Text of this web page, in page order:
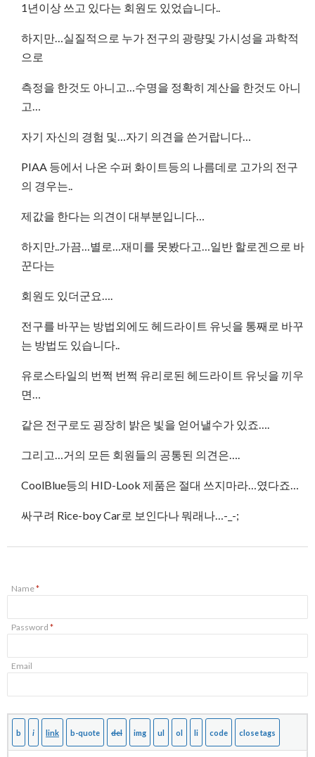
1년이상 쓰고 있다는 회원도 있었습니다..
하지만…실질적으로 누가 전구의 광량및 가시성을 과학적
으로
측정을 한것도 아니고…수명을 정확히 계산을 한것도 아니
고…
자기 자신의 경험 및…자기 의견을 쓴거랍니다…
PIAA 등에서 나온 수퍼 화이트등의 나름데로 고가의 전구
의 경우는..
제값을 한다는 의견이 대부분입니다…
하지만..가끔…별로…재미를 못봤다고…일반 할로겐으로 바
꾼다는
회원도 있더군요….
전구를 바꾸는 방법외에도 헤드라이트 유닛을 통째로 바꾸
는 방법도 있습니다..
유로스타일의 번쩍 번쩍 유리로된 헤드라이트 유닛을 끼우
면…
같은 전구로도 굉장히 밝은 빛을 얻어낼수가 있죠….
그리고…거의 모든 회원들의 공통된 의견은….
CoolBlue등의 HID-Look 제품은 절대 쓰지마라…였다죠…
싸구려 Rice-boy Car로 보인다나 뭐래나…-_-;
Name*
Password *
Email